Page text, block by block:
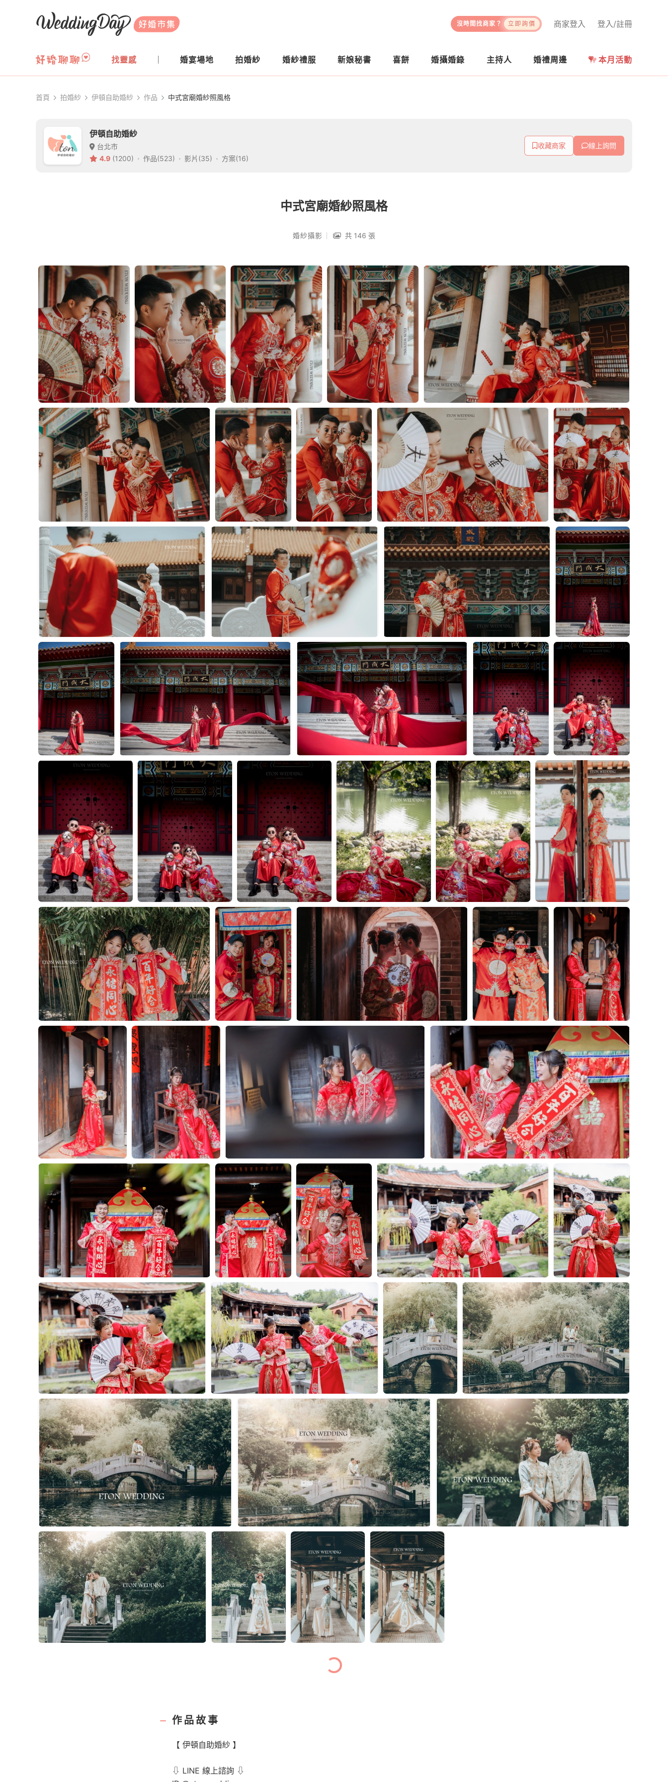
WeddingDay 好婚市集
登入/註冊
商家登入
沒時間找商家？ 立即詢價
找靈感 婚宴場地 拍婚紗 婚紗禮服 新娘秘書 喜餅 婚攝婚錄 主持人 婚禮周邊 本月活動
首頁 拍婚紗 伊頓自助婚紗 作品 中式宮廟婚紗照風格
伊頓自助婚紗
台北市
4.9 (1200) 作品(523) 影片(35) 方案(16)
收藏商家 線上詢問
中式宮廟婚紗照風格
婚紗攝影 共 146 張